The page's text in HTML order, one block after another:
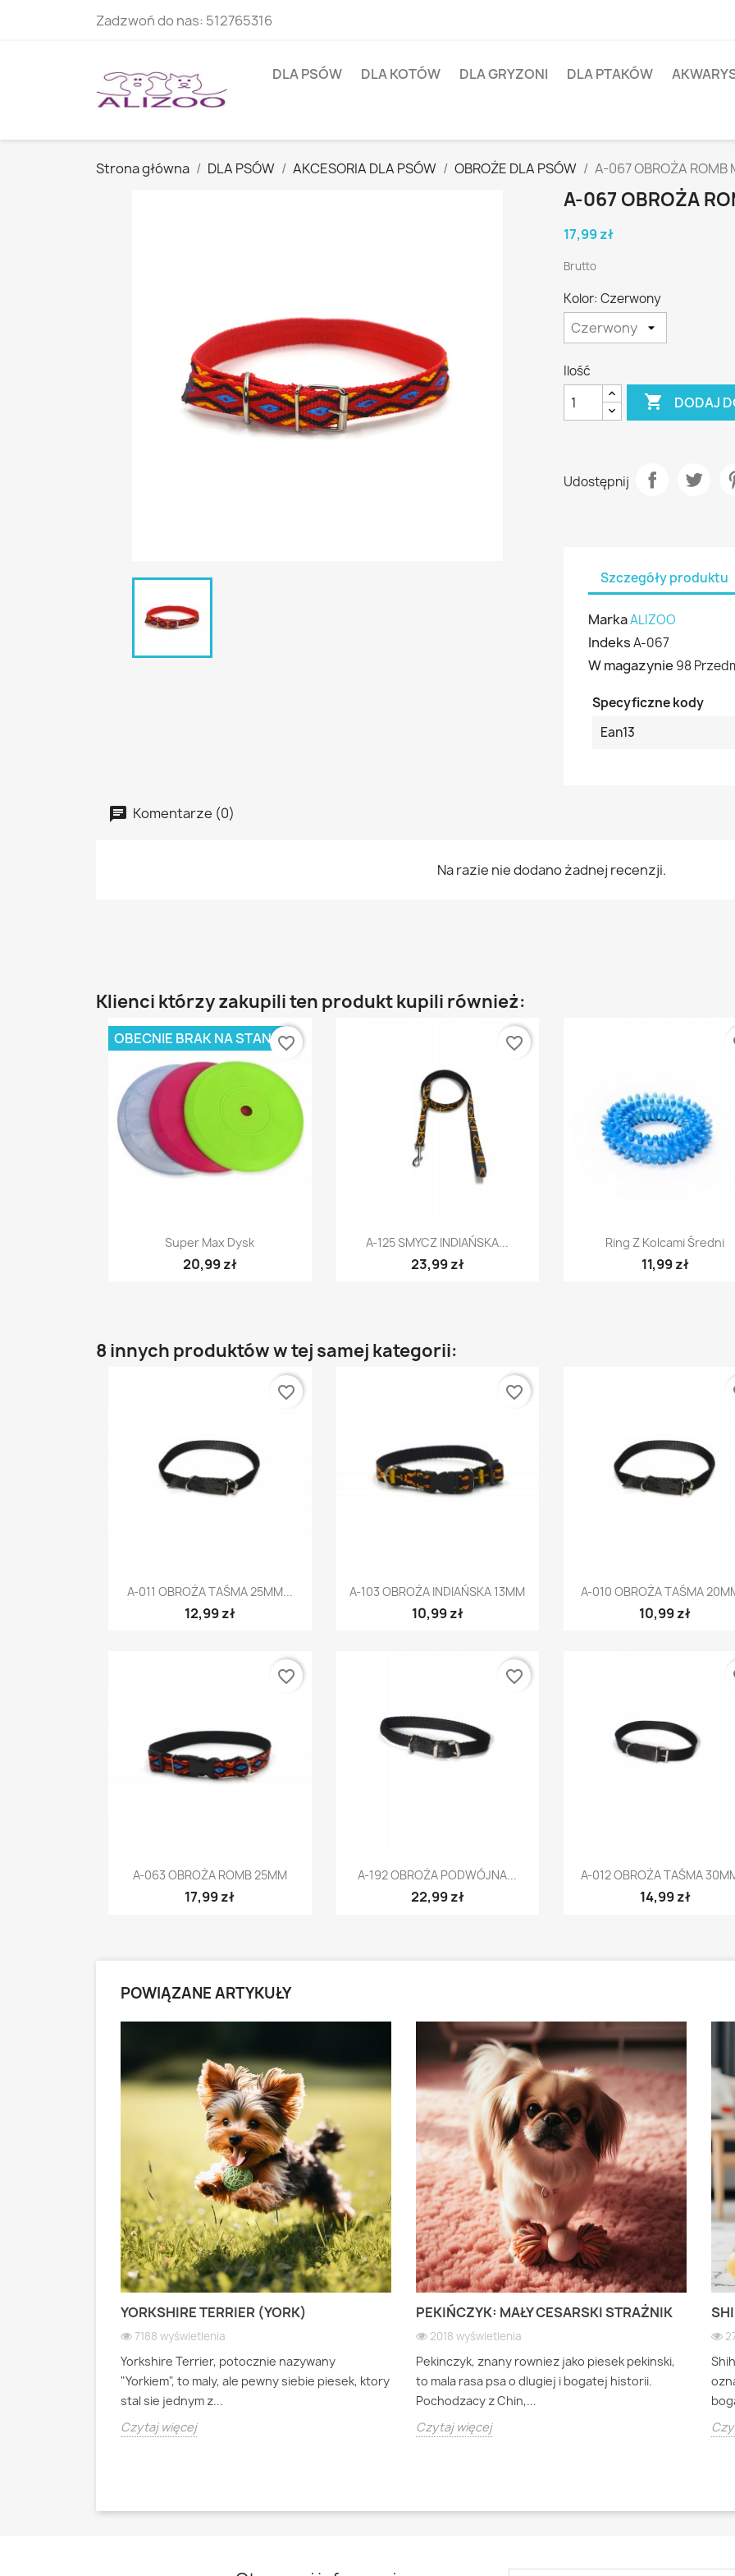
Zadzwoń do nas: 512765316
DLA PSÓW DLA KOTÓW DLA GRYZONI DLA PTAKÓW
Strona główna DLA PSÓW AKCESORIA DLA PSÓW OBROŻE DLA PSÓW A-067 OBROŻA ROMB
A-067 OBROŻA
17,99 zł
Brutto
Kolor: Czerwony
Ilość
 DODAJ
Udostępnij
Szczegóły produktu
MarkaALIZOO
IndeksA-067
W magazynie 98
Specyficzne kody
Ean13
Komentarze (0)
Na razie nie dodano żadnej recenzji.
Klienci którzy zakupili ten produkt kupili również:
Szybki podgląd
Super Max Dysk
20,99 zł
OBECNIE BRAK NA STANIEfavorite_border
Szybki podgląd
A-125 SMYCZ INDIAŃSKA...
23,99 zł
favorite_border
Szybki podgląd
Ring Z Kolcami Średni
11,99 zł
8 innych produktów w tej samej kategorii:
Szybki podgląd
A-011 OBROŻA TAŚMA 25MM...
12,99 zł
favorite_border
Szybki podgląd
A-103 OBROŻA INDIAŃSKA 13MM
10,99 zł
favorite_border
Szybki podgląd
A-010 OBROŻA TAŚMA
10,99 zł
Szybki podgląd
A-063 OBROŻA ROMB 25MM
17,99 zł
favorite_border
Szybki podgląd
A-192 OBROŻA PODWÓJNA...
22,99 zł
favorite_border
Szybki podgląd
A-012 OBROŻA TAŚMA
14,99 zł
POWIĄZANE ARTYKUŁY
YORKSHIRE TERRIER (YORK)
7188 wyświetlenia
Yorkshire Terrier, potocznie nazywany
"Yorkiem", to maly, ale pewny siebie piesek, ktory
stal sie jednym z...
Czytaj więcej
PEKIŃCZYK: MAŁY CESARSKI STRAŻNIK
2018 wyświetlenia
Pekinczyk, znany rowniez jako piesek pekinski,
to mala rasa psa o dlugiej i bogatej historii.
Pochodzacy z Chin,...
Czytaj więcej